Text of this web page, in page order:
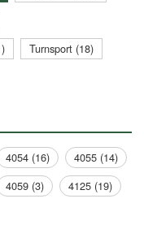
Turnsport (18)
4054 (16)
4055 (14)
4059 (3)
4125 (19)